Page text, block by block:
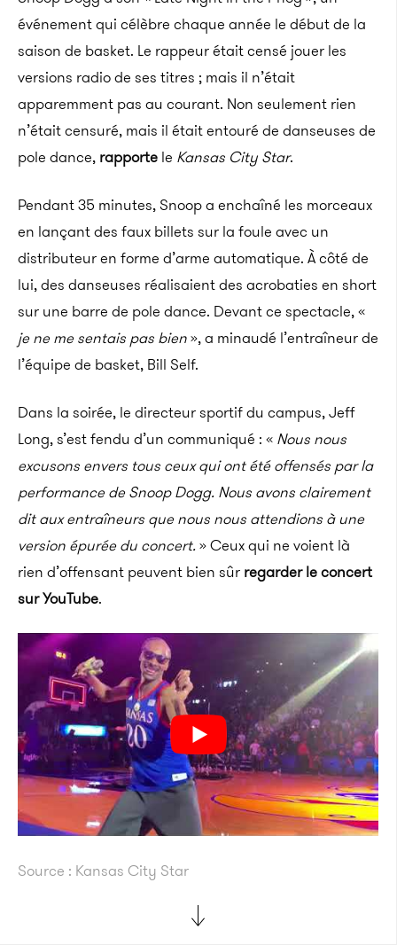
événement qui célèbre chaque année le début de la
saison de basket. Le rappeur était censé jouer les
versions radio de ses titres ; mais il n’était
apparemment pas au courant. Non seulement rien
n’était censuré, mais il était entouré de danseuses de
pole dance, rapporte le Kansas City Star.
Pendant 35 minutes, Snoop a enchaîné les morceaux
en lançant des faux billets sur la foule avec un
distributeur en forme d’arme automatique. À côté de
lui, des danseuses réalisaient des acrobaties en short
sur une barre de pole dance. Devant ce spectacle, «
je ne me sentais pas bien», a minaudé l’entraîneur de
l’équipe de basket, Bill Self.
Dans la soirée, le directeur sportif du campus, Jeff
Long, s’est fendu d’un communiqué : « Nous nous
excusons envers tous ceux qui ont été offensés par la
performance de Snoop Dogg. Nous avons clairement
dit aux entraîneurs que nous nous attendions à une
version épurée du concert.» Ceux qui ne voient là
rien d’offensant peuvent bien sûr regarder le concert
sur YouTube.
Source : Kansas City Star